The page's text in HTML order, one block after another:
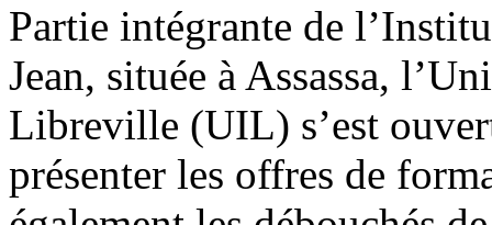
Partie intégrante de
Jean, située à Assassa,
Libreville (UIL) s’est
présenter les offres de